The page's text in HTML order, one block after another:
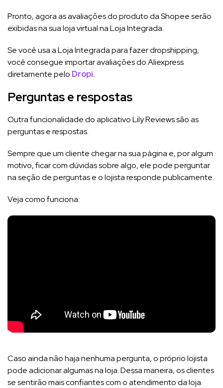
Pronto, agora as avaliações do produto da Shopee serão
exibidas na sua loja virtual na Loja Integrada.
Se você usa a Loja Integrada para fazer dropshipping,
você consegue importar avaliações do Aliexpress
diretamente pelo Dropi.
Perguntas e respostas
Outra funcionalidade do aplicativo Lily Reviews são as
perguntas e respostas.
Sempre que um cliente chegar na sua página e, por algum
motivo, ficar com dúvidas sobre algo, ele pode perguntar
na seção de perguntas e o lojista responde publicamente.
Veja como funciona:
Caso ainda não haja nenhuma pergunta, o próprio lojista
pode adicionar algumas na loja. Dessa maneira, os clientes
se sentirão mais confiantes com o atendimento da loja